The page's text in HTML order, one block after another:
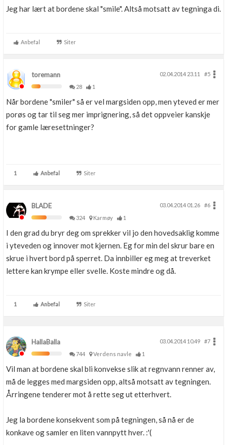
Jeg har lært at bordene skal "smile". Altså motsatt av tegninga di.
Anbefal Siter
toremann 02.04.2014 23.11
#5
28
1
Når bordene "smiler" så er vel margsiden opp, men yteved er mer
porøs og tar til seg mer imprignering, så det oppveier kanskje
for gamle læresettninger?
1 Anbefal Siter
BLADE 03.04.2014 01.26
#6
324
Karmøy 1
I den grad du bryr deg om sprekker vil jo den hovedsaklig komme
i yteveden og innover mot kjernen. Eg for min del skrur bare en
skrue i hvert bord på sperret. Da innbiller eg meg at treverket
lettere kan krympe eller svelle. Koste mindre og då.
1 Anbefal Siter
HallaBalla 03.04.2014 10.49
#7
744
Verdens navle 1
Vil man at bordene skal bli konvekse slik at regnvann renner av,
må de legges med margsiden opp, altså motsatt av tegningen.
Årringene tenderer mot å rette seg ut etterhvert.
Jeg la bordene konsekvent som på tegningen, så nå er de
konkave og samler en liten vannpytt hver. :'(